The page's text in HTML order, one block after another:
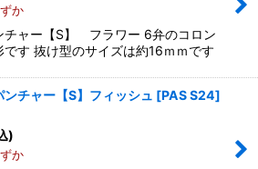
か
チャー【S】 フラワー 6弁のコロン
です 抜け型のサイズは約16ｍｍです
ンチャー【S】フィッシュ [PAS S24]
)
か